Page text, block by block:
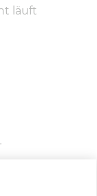
läuft